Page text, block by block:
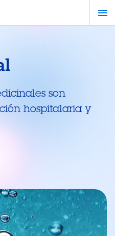
son
hospitalaria y